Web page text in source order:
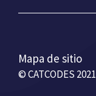
Mapa de sitio
© CATCODES 2021